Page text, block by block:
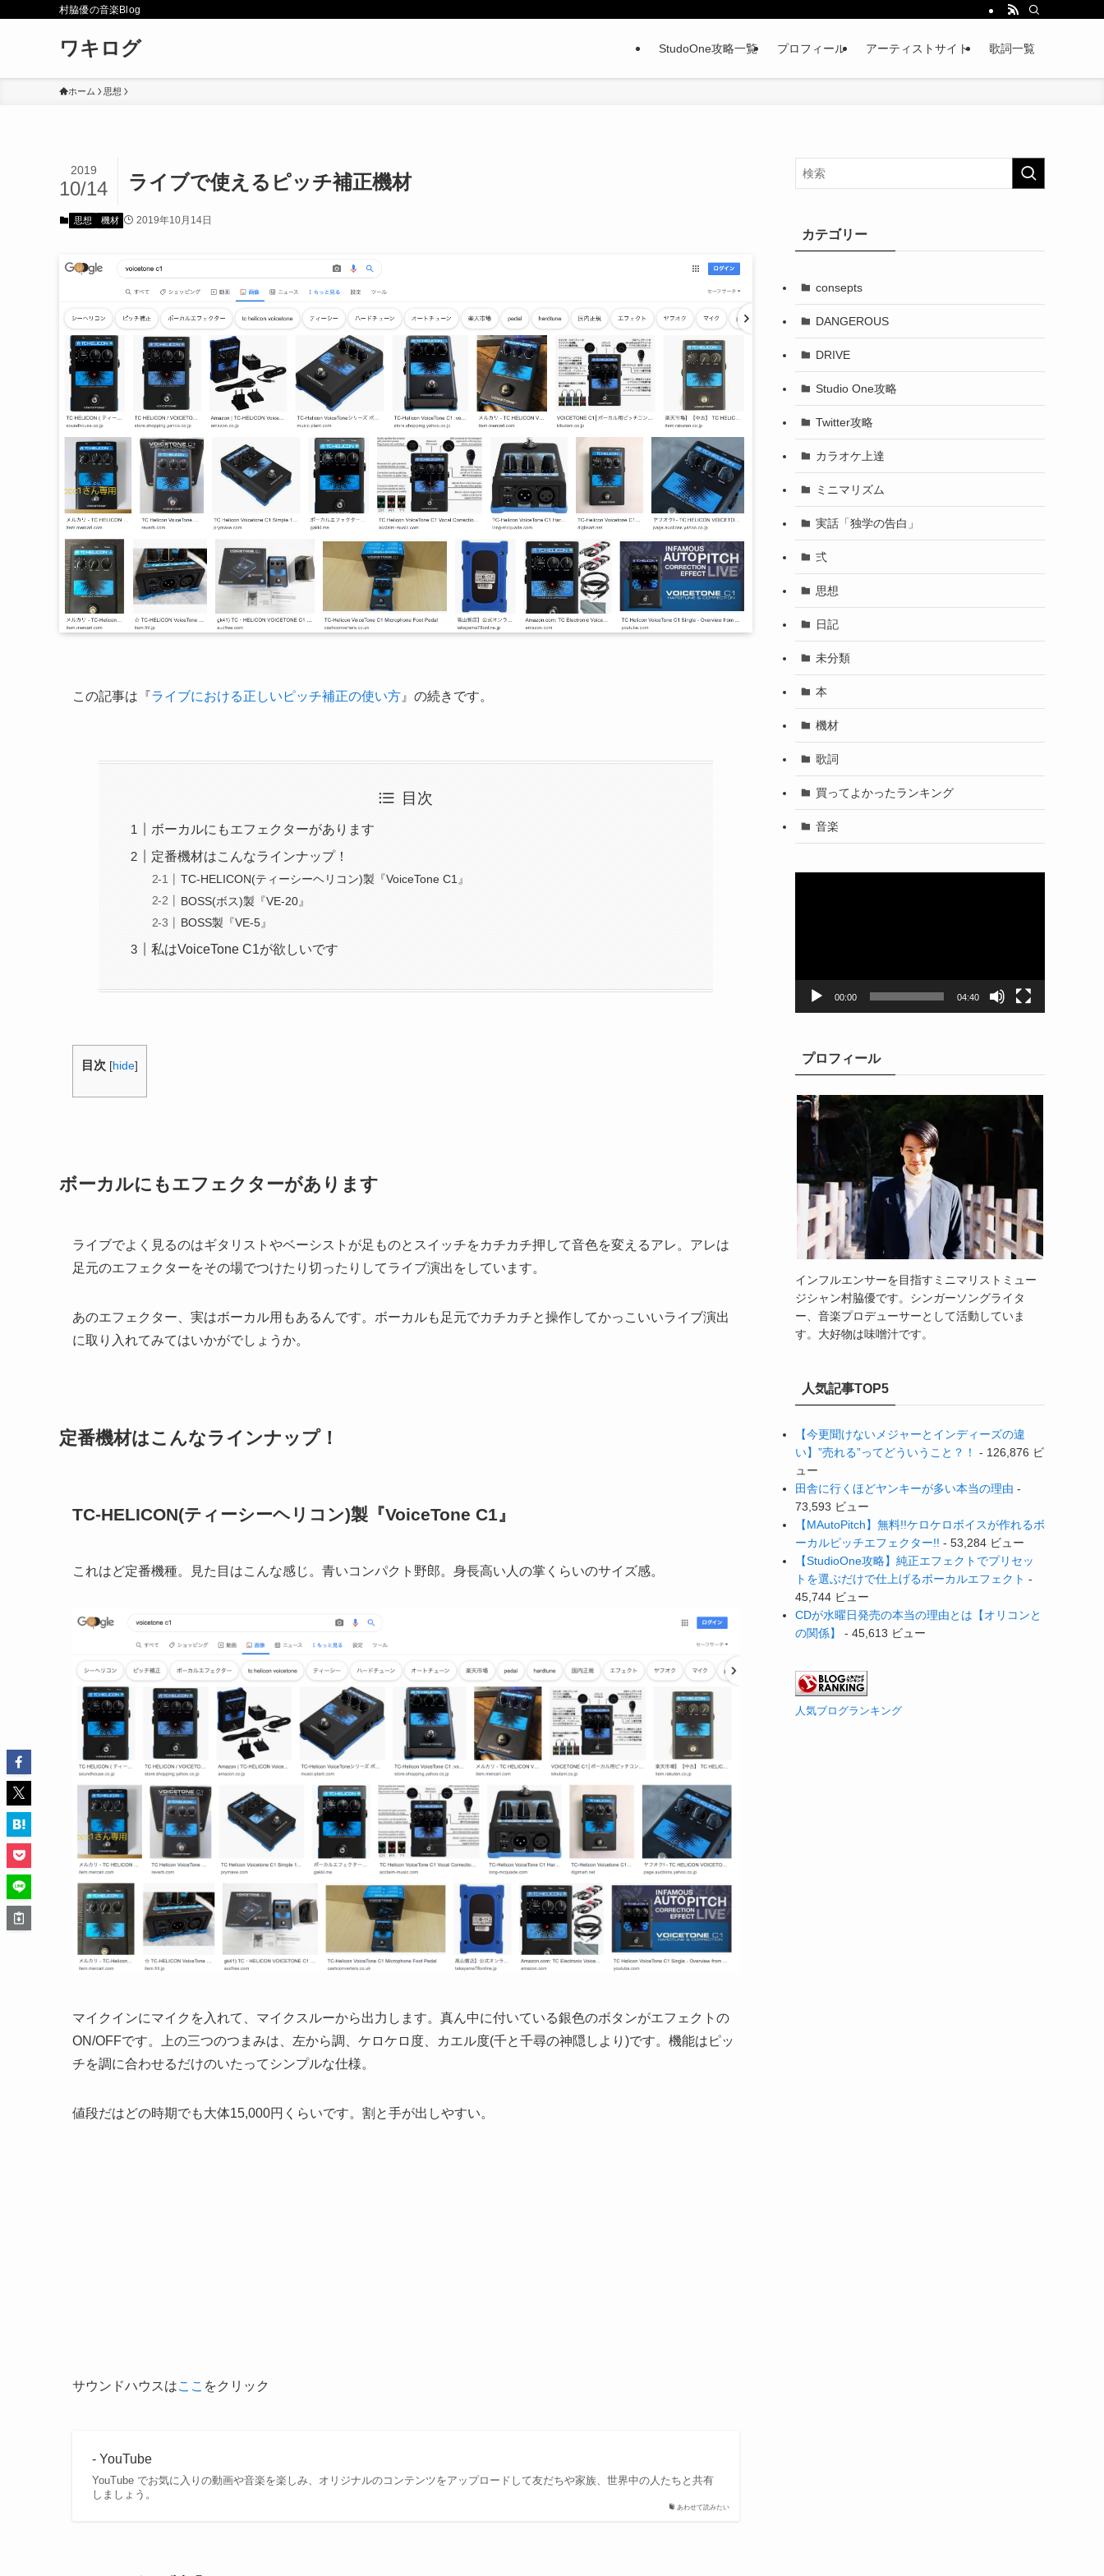
村脇優の音楽Blog
ワキログ StudoOne攻略一覧 プロフィール アーティストサイト 歌詞一覧
ホーム 思想
ライブで使えるピッチ補正機材
2019
10/14
思想 機材 2019年10月14日
この記事は『ライブにおける正しいピッチ補正の使い方 』の続きです。
目次
ボーカルにもエフェクターがあります
定番機材はこんなラインナップ！
TC-HELICON(ティーシーヘリコン)製『VoiceTone C1』
BOSS(ボス)製『VE-20』
BOSS製『VE-5』
私はVoiceTone C1が欲しいです
目次 [hide]
ボーカルにもエフェクターがあります
ライブでよく見るのはギタリストやベーシストが足ものとスイッチをカチカチ押して音色を変えるアレ。アレは
足元のエフェクターをその場でつけたり切ったりしてライブ演出をしています。
あのエフェクター、実はボーカル用もあるんです。ボーカルも足元でカチカチと操作してかっこいいライブ演出
に取り入れてみてはいかがでしょうか。
定番機材はこんなラインナップ！
TC-HELICON(ティーシーヘリコン)製『VoiceTone C1』
これはど定番機種。見た目はこんな感じ。青いコンパクト野郎。身長高い人の掌くらいのサイズ感。
マイクインにマイクを入れて、マイクスルーから出力します。真ん中に付いている銀色のボタンがエフェクトの
ON/OFFです。上の三つのつまみは、左から調、ケロケロ度、カエル度(千と千尋の神隠しより)です。機能はピッ
チを調に合わせるだけのいたってシンプルな仕様。
値段だはどの時期でも大体15,000円くらいです。割と手が出しやすい。
サウンドハウスはここ をクリック
あわせて読みたい
- YouTube
YouTube でお気に入りの動画や音楽を楽しみ、オリジナルのコンテンツをアップロードして友だちや家族、世界中の人たちと共有
しましょう。
カテゴリー
consepts
DANGEROUS
DRIVE
Studio One攻略
Twitter攻略
カラオケ上達
ミニマリズム
実話「独学の告白」
弍
思想
日記
未分類
本
機材
歌詞
買ってよかったランキング
音楽
00:00 04:40
プロフィール
インフルエンサーを目指すミニマリストミュー
ジシャン村脇優です。シンガーソングライタ
ー、音楽プロデューサーとして活動していま
す。大好物は味噌汁です。
人気記事TOP5
【今更聞けないメジャーとインディーズの違
い】”売れる”ってどういうこと？！
- 126,876 ビ
ュー
田舎に行くほどヤンキーが多い本当の理由 -
73,593 ビュー
【MAutoPitch】無料!!ケロケロボイスが作れるボ
ーカルピッチエフェクター!! - 53,284 ビュー
【StudioOne攻略】純正エフェクトでプリセッ
トを選ぶだけで仕上げるボーカルエフェクト -
45,744 ビュー
CDが水曜日発売の本当の理由とは【オリコンと
の関係】
- 45,613 ビュー
人気ブログランキング